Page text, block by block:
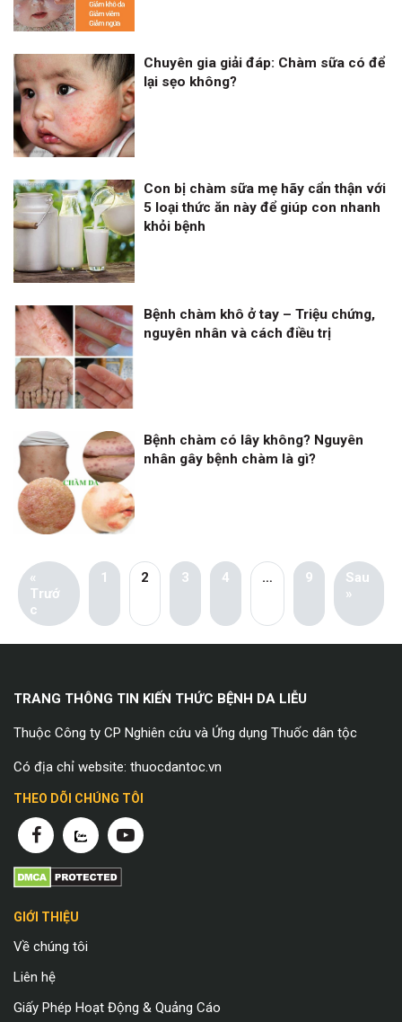
Chuyên gia giải đáp: Chàm sữa có để
lại sẹo không?
Con bị chàm sữa mẹ hãy cẩn thận với
5 loại thức ăn này để giúp con nhanh
khỏi bệnh
Bệnh chàm khô ở tay – Triệu chứng,
nguyên nhân và cách điều trị
Bệnh chàm có lây không? Nguyên
nhân gây bệnh chàm là gì?
«
Trướ
c
1 2 3 4 … 9
Sau
»
TRANG THÔNG TIN KIẾN THỨC BỆNH DA LIỄU
Thuộc Công ty CP Nghiên cứu và Ứng dụng Thuốc dân tộc
Có địa chỉ website: thuocdantoc.vn
THEO DÕI CHÚNG TÔI
GIỚI THIỆU
Về chúng tôi
Liên hệ
Giấy Phép Hoạt Động & Quảng Cáo